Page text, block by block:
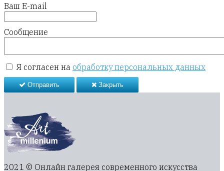
Ваш E-mail
Сообщение
Я согласен на обработку персональных данных
Отправить Закрыть
2021 © Онлайн галерея современного искусства